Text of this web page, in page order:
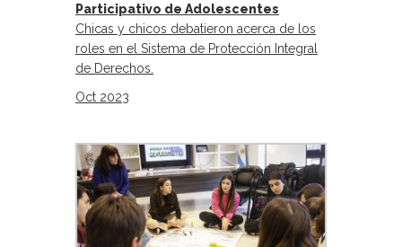
Participativo de Adolescentes
Chicas y chicos debatieron acerca de los
roles en el Sistema de Protección Integral
de Derechos.
Oct 2023